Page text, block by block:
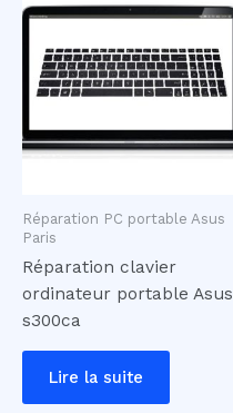
Réparation PC portable Asus
Paris
Réparation clavier
ordinateur portable Asus
s300ca
Lire la suite